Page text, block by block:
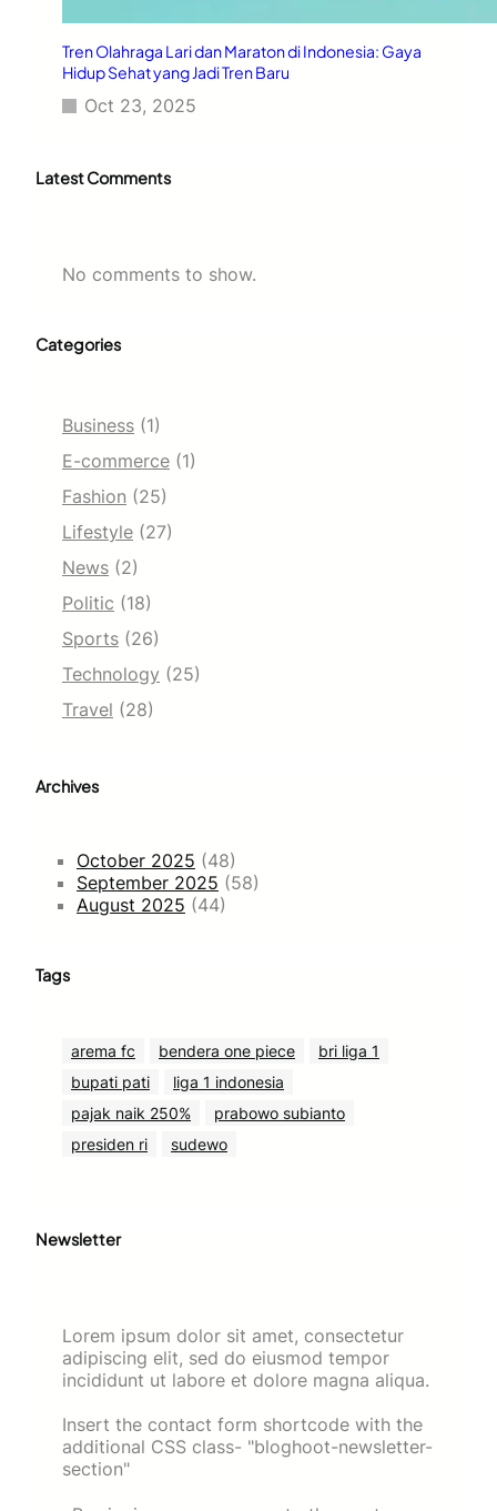
Tren Olahraga Lari dan Maraton di Indonesia: Gaya
Hidup Sehat yang Jadi Tren Baru
Oct 23, 2025
Latest Comments
No comments to show.
Categories
Business (1)
E-commerce (1)
Fashion (25)
Lifestyle (27)
News (2)
Politic (18)
Sports (26)
Technology (25)
Travel (28)
Archives
October 2025 (48)
September 2025 (58)
August 2025 (44)
Tags
arema fc bendera one piece
bri liga 1
bupati pati
liga 1 indonesia
pajak naik 250%
prabowo subianto
presiden ri
sudewo
Newsletter
Lorem ipsum dolor sit amet, consectetur
adipiscing elit, sed do eiusmod tempor
incididunt ut labore et dolore magna aliqua.
Insert the contact form shortcode with the
additional CSS class- "bloghoot-newsletter-
section"